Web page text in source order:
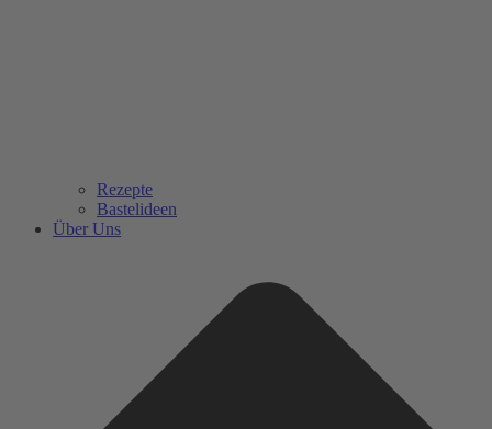
Rezepte
Bastelideen
Über Uns